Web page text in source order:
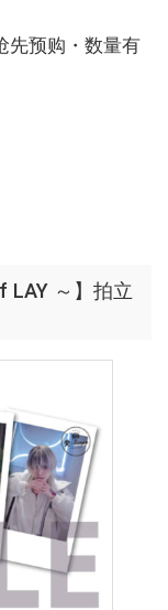
预购・数量有
LAY ～】拍立